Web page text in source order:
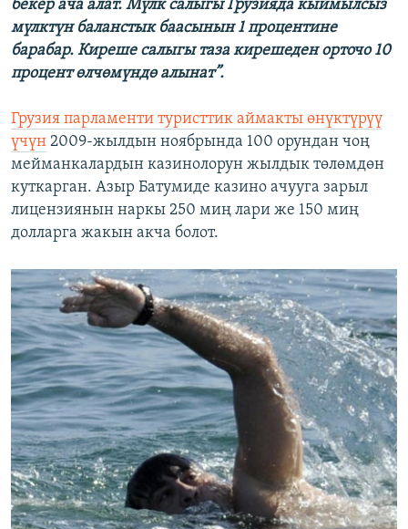
бекер ача алат. Мүлк салыгы Грузияда кыймылсыз
мүлктүн баланстык баасынын 1 процентине
барабар. Киреше салыгы таза кирешеден орточо 10
процент өлчөмүндө алынат”.
Грузия парламенти туристтик аймакты өнүктүрүү
үчүн 2009-жылдын ноябрында 100 орундан чоң
мейманкалардын казинолорун жылдык төлөмдөн
куткарган. Азыр Батумиде казино ачууга зарыл
лицензиянын наркы 250 миң лари же 150 миң
долларга жакын акча болот.